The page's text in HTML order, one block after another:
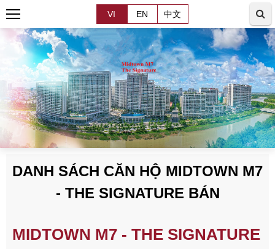
VI EN 中文
DANH SÁCH CĂN HỘ MIDTOWN M7
- THE SIGNATURE BÁN
MIDTOWN M7 - THE SIGNATURE